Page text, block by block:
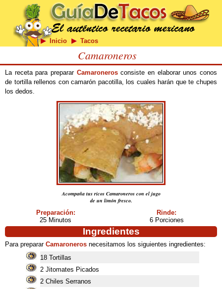
Inicio Tacos
Camaroneros
La receta para preparar Camaronerosconsiste en elaborar unos conos
de tortilla rellenos con camarón pacotilla, los cuales harán que te chupes
los dedos.
Acompaña tus ricos Camaroneros con el jugo
de un limón fresco.
Preparación:
25 Minutos
Rinde:
6 Porciones
Ingredientes
Para preparar Camaroneros necesitamos los siguientes ingredientes:
18 Tortillas
2 Jitomates Picados
2 Chiles Serranos